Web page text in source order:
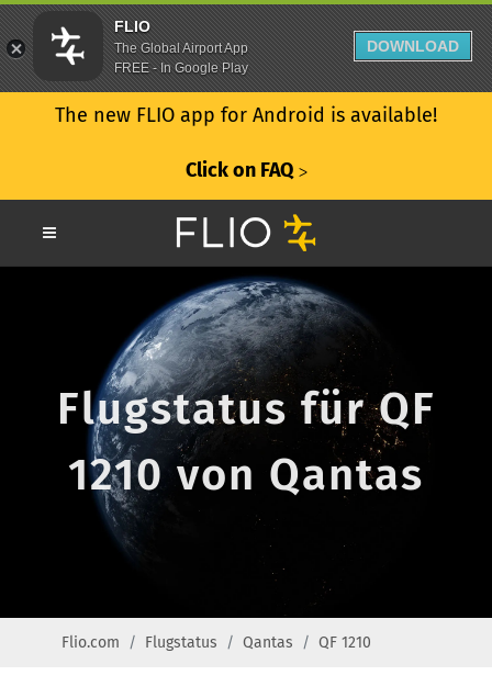
The new FLIO app for Android is available!
Click on FAQ ᐳ
Flugstatus für QF
1210 von Qantas
Flio.com Flugstatus Qantas QF 1210
FLIO
The Global Airport App
FREE - In Google Play
DOWNLOAD